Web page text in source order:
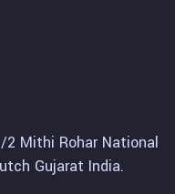
2 Mithi Rohar National
Gujarat India.